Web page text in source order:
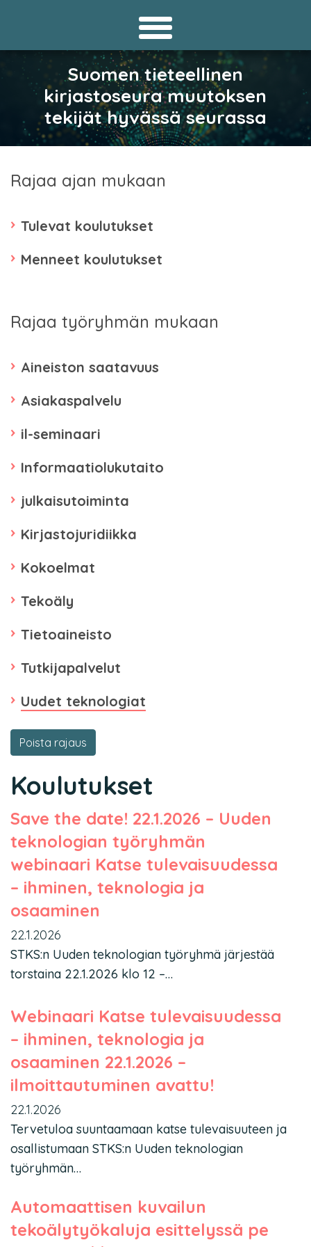
Suomen tieteellinen
kirjastoseura muutoksen
tekijät hyvässä seurassa
Rajaa ajan mukaan
Tulevat koulutukset
Menneet koulutukset
Rajaa työryhmän mukaan
Aineiston saatavuus
Asiakaspalvelu
il-seminaari
Informaatiolukutaito
julkaisutoiminta
Kirjastojuridiikka
Kokoelmat
Tekoäly
Tietoaineisto
Tutkijapalvelut
Uudet teknologiat
Poista rajaus
Koulutukset
Save the date! 22.1.2026 – Uuden
teknologian työryhmän
webinaari Katse tulevaisuudessa
– ihminen, teknologia ja
osaaminen
22.1.2026
STKS:n Uuden teknologian työryhmä järjestää
torstaina 22.1.2026 klo 12 –…
Webinaari Katse tulevaisuudessa
– ihminen, teknologia ja
osaaminen 22.1.2026 –
ilmoittautuminen avattu!
22.1.2026
Tervetuloa suuntaamaan katse tulevaisuuteen ja
osallistumaan STKS:n Uuden teknologian
työryhmän…
Automaattisen kuvailun
tekoälytyökaluja esittelyssä pe